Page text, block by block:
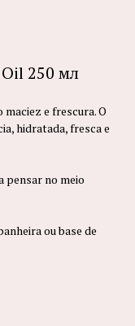
250 мл
e frescura. O
hidratada, fresca e
pensar no meio
ou base de